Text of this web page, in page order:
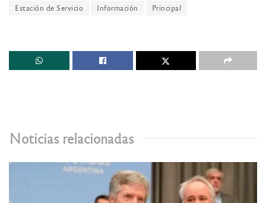
Estación de Servicio
Información Principal
Noticias relacionadas